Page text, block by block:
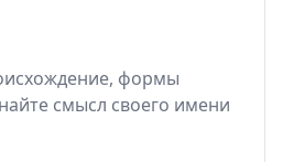
формы
смысл своего имени